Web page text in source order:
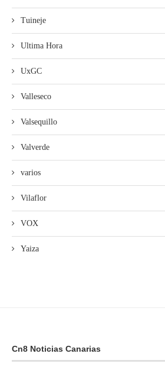
Tuineje
Ultima Hora
UxGC
Valleseco
Valsequillo
Valverde
varios
Vilaflor
VOX
Yaiza
Cn8 Noticias Canarias